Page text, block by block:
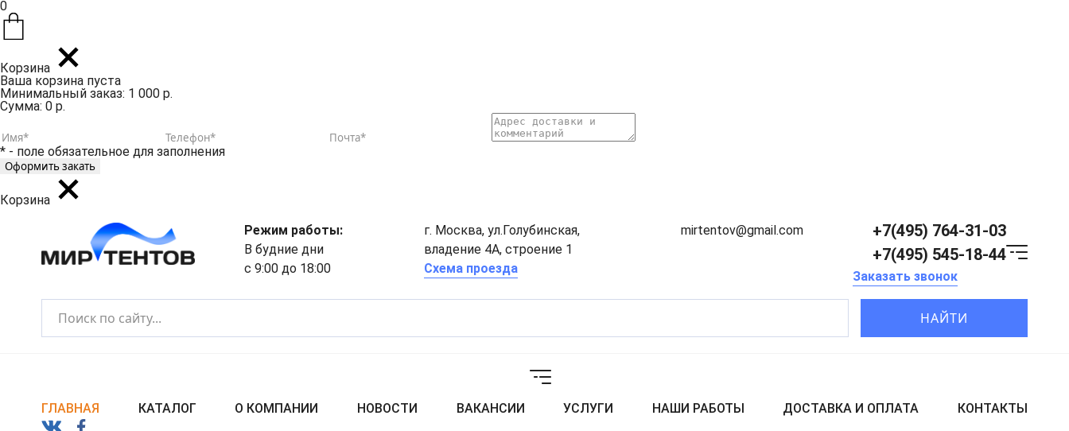
0
Корзина
Ваша корзина пуста
Минимальный заказ: 1 000 р.
Сумма: 0 р.
* - поле обязательное для заполнения
Корзина
Режим работы:
В будние дни
с 9:00 до 18:00
г. Москва, ул.Голубинская,
владение 4А, строение 1
Схема проезда
mirtentov@gmail.com
+7(495) 764-31-03
+7(495) 545-18-44
Заказать звонок
НАЙТИ
ГЛАВНАЯ КАТАЛОГ О КОМПАНИИ НОВОСТИ ВАКАНСИИ УСЛУГИ НАШИ РАБОТЫ ДОСТАВКА И ОПЛАТА КОНТАКТЫ